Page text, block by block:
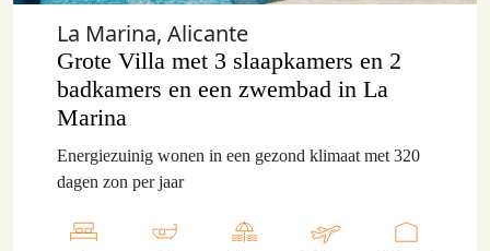
La Marina, Alicante
Grote Villa met 3 slaapkamers en 2
badkamers en een zwembad in La
Marina
Energiezuinig wonen in een gezond klimaat met 320
dagen zon per jaar